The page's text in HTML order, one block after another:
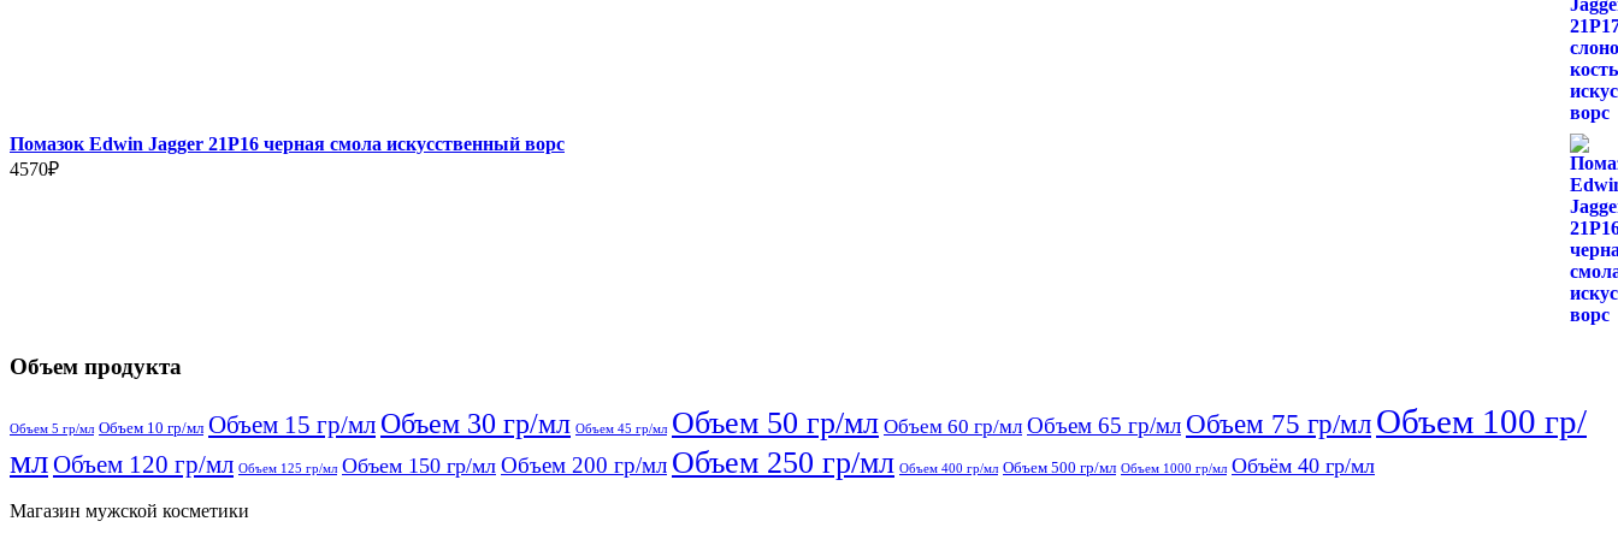
Помазок Edwin Jagger 21P16 черная смола искусственный ворс
4570₽
Объем продукта
Объем 5 гр/мл Объем 10 гр/мл Объем 15 гр/мл Объем 30 гр/мл Объем 45 гр/мл Объем 50 гр/мл Объем 60 гр/мл Объем 65 гр/мл Объем 75 гр/мл Объем 100 гр/
млОбъем 120 гр/мл Объем 125 гр/мл Объем 150 гр/мл Объем 200 гр/мл Объем 250 гр/мл Объем 400 гр/мл Объем 500 гр/мл Объем 1000 гр/мл Объём 40 гр/мл
Магазин мужской косметики